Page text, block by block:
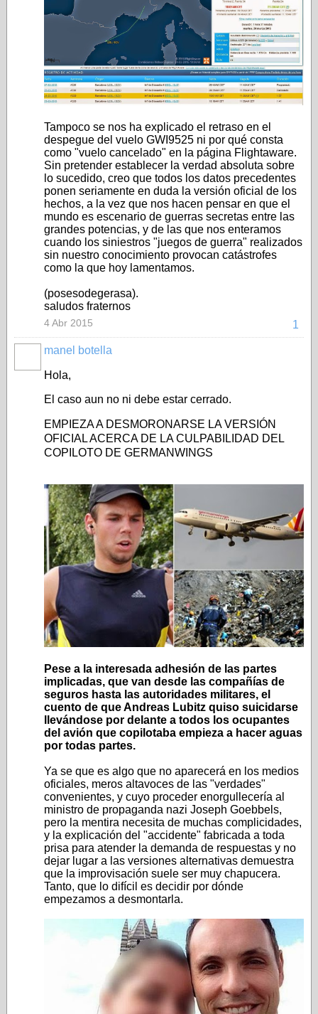
Tampoco se nos ha explicado el retraso en el
despegue del vuelo GWI9525 ni por qué consta
como "vuelo cancelado" en la página Flightaware.
Sin pretender establecer la verdad absoluta sobre
lo sucedido, creo que todos los datos precedentes
ponen seriamente en duda la versión oficial de los
hechos, a la vez que nos hacen pensar en que el
mundo es escenario de guerras secretas entre las
grandes potencias, y de las que nos enteramos
cuando los siniestros "juegos de guerra" realizados
sin nuestro conocimiento provocan catástrofes
como la que hoy lamentamos.
(posesodegerasa).
saludos fraternos
1
4 Abr 2015
manel botella
Hola,
El caso aun no ni debe estar cerrado.
EMPIEZA A DESMORONARSE LA VERSIÓN
OFICIAL ACERCA DE LA CULPABILIDAD DEL
COPILOTO DE GERMANWINGS
Pese a la interesada adhesión de las partes
implicadas, que van desde las compañías de
seguros hasta las autoridades militares, el
cuento de que Andreas Lubitz quiso suicidarse
llevándose por delante a todos los ocupantes
del avión que copilotaba empieza a hacer aguas
por todas partes.
Ya se que es algo que no aparecerá en los medios
oficiales, meros altavoces de las "verdades"
convenientes, y cuyo proceder enorgullecería al
ministro de propaganda nazi Joseph Goebbels,
pero la mentira necesita de muchas complicidades,
y la explicación del "accidente" fabricada a toda
prisa para atender la demanda de respuestas y no
dejar lugar a las versiones alternativas demuestra
que la improvisación suele ser muy chapucera.
Tanto, que lo difícil es decidir por dónde
empezamos a desmontarla.